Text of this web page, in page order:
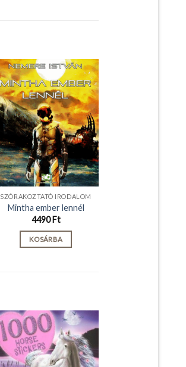
SZÓRAKOZTATÓ IRODALOM
Mintha ember lennél
4490Ft
KOSÁRBA